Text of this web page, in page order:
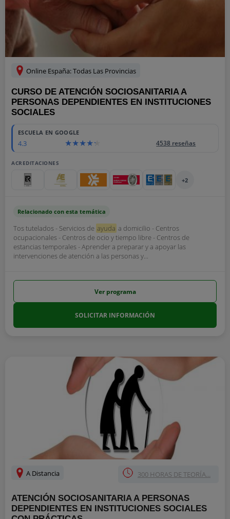
Online España: Todas Las Provincias
CURSO DE ATENCIÓN SOCIOSANITARIA A
PERSONAS DEPENDIENTES EN INSTITUCIONES
SOCIALES
ESCUELA EN GOOGLE
4.3 4538 reseñas
ACREDITACIONES
+2
Relacionado con esta temática
Tos tutelados - Servicios de ayuda a domicilio - Centros
ocupacionales - Centros de ocio y tiempo libre - Centros de
estancias temporales - Aprender a preparar y a apoyar las
intervenciones de atención a las personas y...
Ver programa
SOLICITAR INFORMACIÓN
A Distancia 300 HORAS DE TEORÍA...
ATENCIÓN SOCIOSANITARIA A PERSONAS
DEPENDIENTES EN INSTITUCIONES SOCIALES